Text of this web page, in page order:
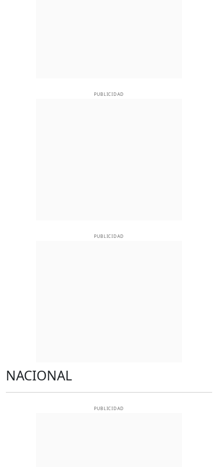
PUBLICIDAD
PUBLICIDAD
NACIONAL
PUBLICIDAD